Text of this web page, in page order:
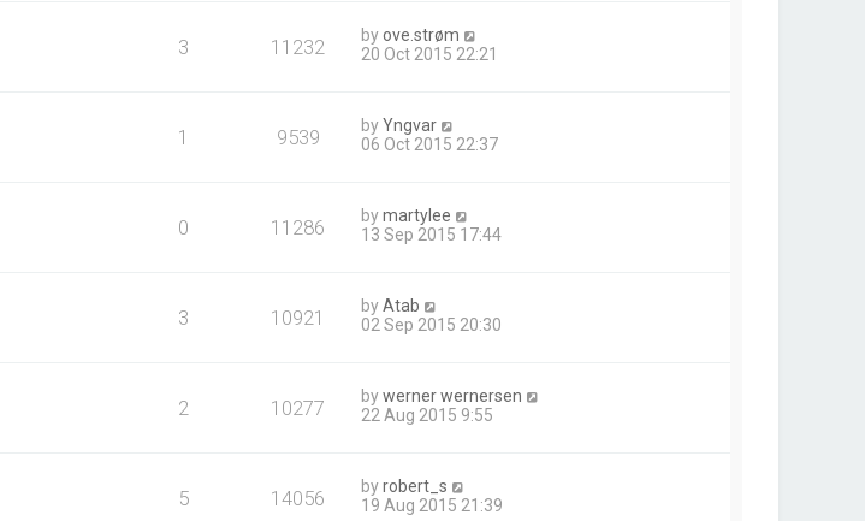
3 11232 byove.strøm
20 Oct 2015 22:21
1 9539 byYngvar
06 Oct 2015 22:37
0 11286 bymartylee
13 Sep 2015 17:44
3 10921 byAtab
02 Sep 2015 20:30
2 10277 bywerner wernersen
22 Aug 2015 9:55
5 14056 byrobert_s
19 Aug 2015 21:39